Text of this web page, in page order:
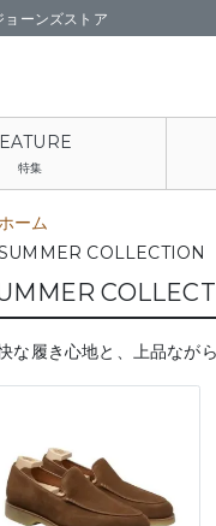
ーンズストア
特集
ーム
COLLECTION
な履き心地と、上品なが